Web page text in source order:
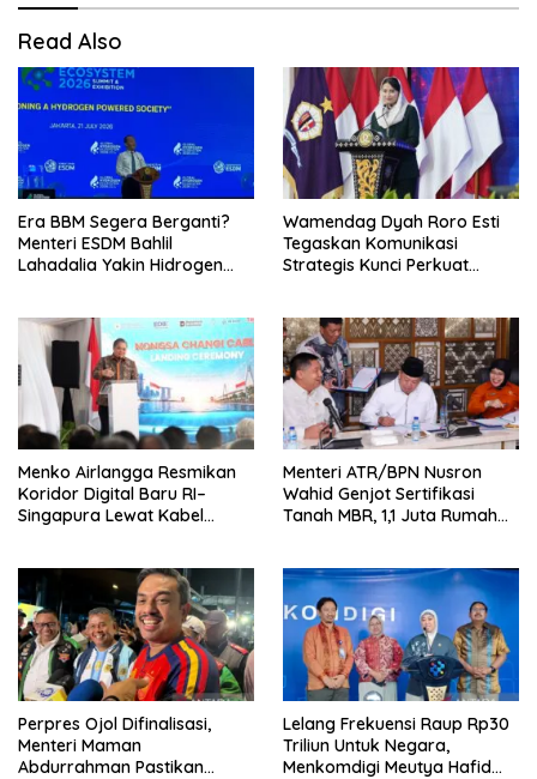
Read Also
Era BBM Segera Berganti?
Menteri ESDM Bahlil
Lahadalia Yakin Hidrogen
Wamendag Dyah Roro Esti
Tegaskan Komunikasi
Strategis Kunci Perkuat
Menko Airlangga Resmikan
Koridor Digital Baru RI–
Singapura Lewat Kabel
Menteri ATR/BPN Nusron
Wahid Genjot Sertifikasi
Tanah MBR, 1,1 Juta Rumah
Perpres Ojol Difinalisasi,
Menteri Maman
Abdurrahman Pastikan
Lelang Frekuensi Raup Rp30
Triliun Untuk Negara,
Menkomdigi Meutya Hafid